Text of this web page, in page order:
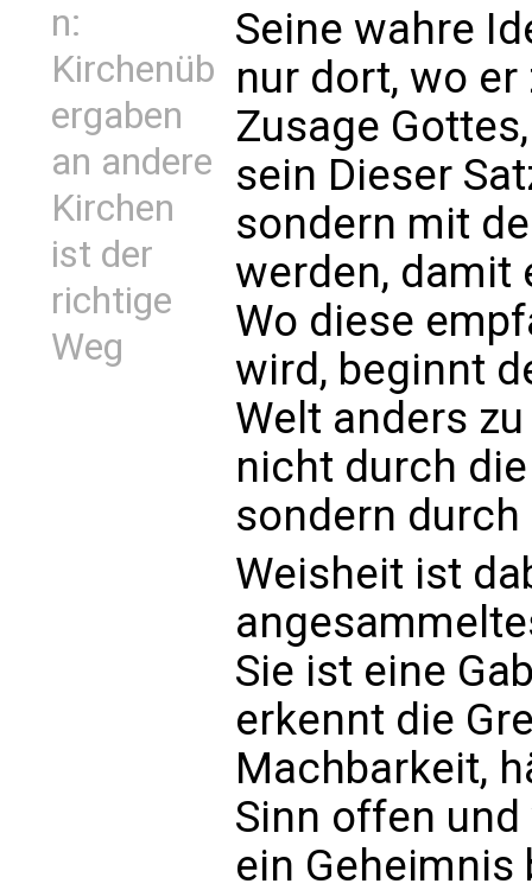
n:
Kirchenüb
ergaben
an andere
Kirchen
ist der
richtige
Weg
Seine wahre
nur dort, wo
Zusage
sein Dieser
sondern mit
werden, damit
Wo diese
wird, beginnt
Welt anders
nicht durch
sondern
Weisheit ist
Sie ist eine
erkennt die
Machbarkeit,
Sinn offen
ein